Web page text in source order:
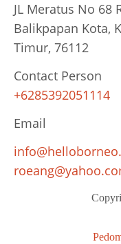
JL Meratus No 68
Balikpapan Kota,
Timur, 76112
Contact Person
+6285392051114
Email